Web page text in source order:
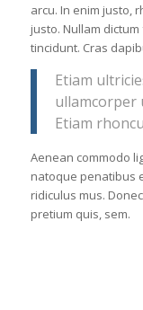
arcu. In enim justo,
justo. Nullam
tincidunt. Cras
Etiam
ullamcorper
Etiam
Aenean commodo
natoque penatibus
ridiculus mus.
pretium quis, sem.